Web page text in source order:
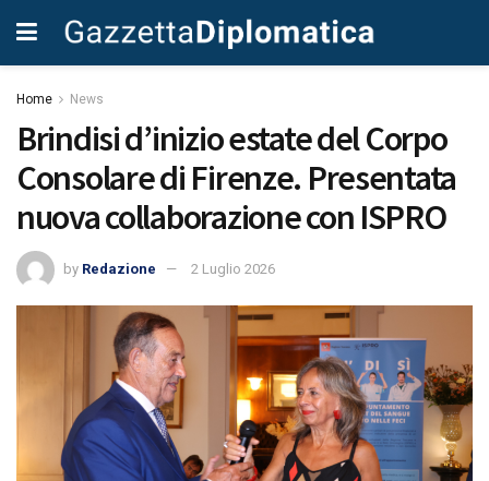
Home News
Brindisi d’inizio estate del Corpo
Consolare di Firenze. Presentata
nuova collaborazione con ISPRO
by Redazione 2 Luglio 2026